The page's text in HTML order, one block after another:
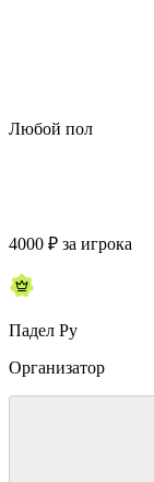
Любой пол
4000 ₽ за игрока
Падел Ру
Организатор